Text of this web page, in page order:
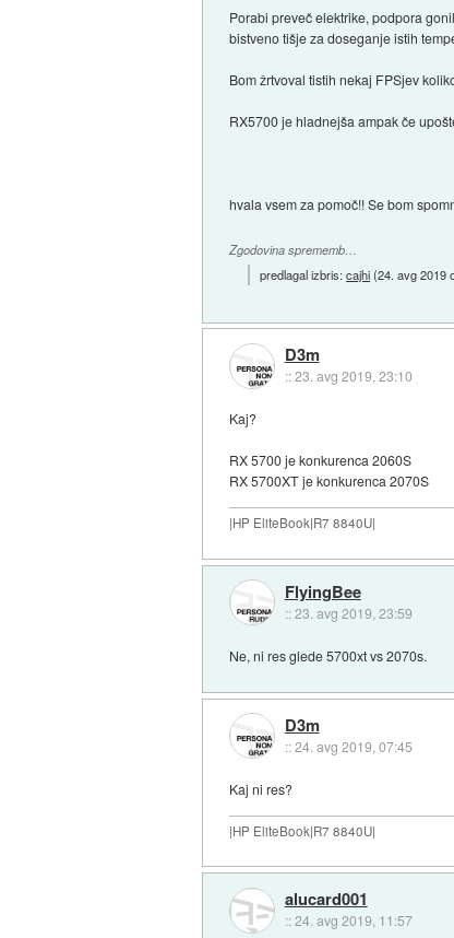
Porabi preveč elektrike, podpora
bistveno tišje za doseganje istih
Bom žrtvoval tistih nekaj FPSjev
RX5700 je hladnejša ampak če
hvala vsem za pomoč!! Se bom
Zgodovina sprememb…
predlagal izbris:cajhi(24. avg 2019
D3m
::23. avg 2019, 23:10
Kaj?
RX 5700 je konkurenca 2060S
RX 5700XT je konkurenca 2070S
|HP EliteBook|R7 8840U|
FlyingBee
::23. avg 2019, 23:59
Ne, ni res glede 5700xt vs 2070s.
D3m
::24. avg 2019, 07:45
Kaj ni res?
|HP EliteBook|R7 8840U|
alucard001
::24. avg 2019, 11:57